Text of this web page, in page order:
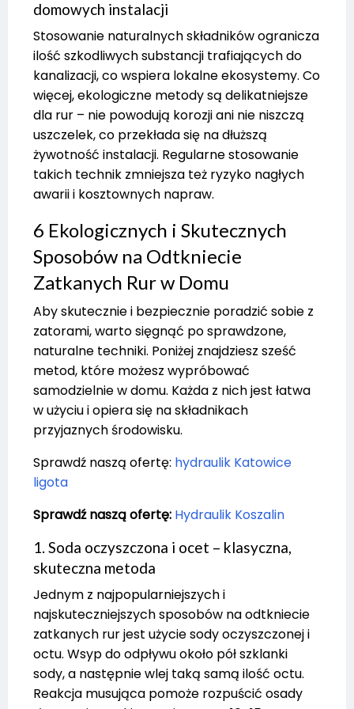
domowych instalacji
Stosowanie naturalnych składników ogranicza
ilość szkodliwych substancji trafiających do
kanalizacji, co wspiera lokalne ekosystemy. Co
więcej, ekologiczne metody są delikatniejsze
dla rur – nie powodują korozji ani nie niszczą
uszczelek, co przekłada się na dłuższą
żywotność instalacji. Regularne stosowanie
takich technik zmniejsza też ryzyko nagłych
awarii i kosztownych napraw.
6 Ekologicznych i Skutecznych
Sposobów na Odtkniecie
Zatkanych Rur w Domu
Aby skutecznie i bezpiecznie poradzić sobie z
zatorami, warto sięgnąć po sprawdzone,
naturalne techniki. Poniżej znajdziesz sześć
metod, które możesz wypróbować
samodzielnie w domu. Każda z nich jest łatwa
w użyciu i opiera się na składnikach
przyjaznych środowisku.
Sprawdź naszą ofertę: hydraulik Katowice
ligota
Sprawdź naszą ofertę: Hydraulik Koszalin
1. Soda oczyszczona i ocet – klasyczna,
skuteczna metoda
Jednym z najpopularniejszych i
najskuteczniejszych sposobów na odtkniecie
zatkanych rur jest użycie sody oczyszczonej i
octu. Wsyp do odpływu około pół szklanki
sody, a następnie wlej taką samą ilość octu.
Reakcja musująca pomoże rozpuścić osady